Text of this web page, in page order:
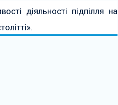
діяльності підпілля на